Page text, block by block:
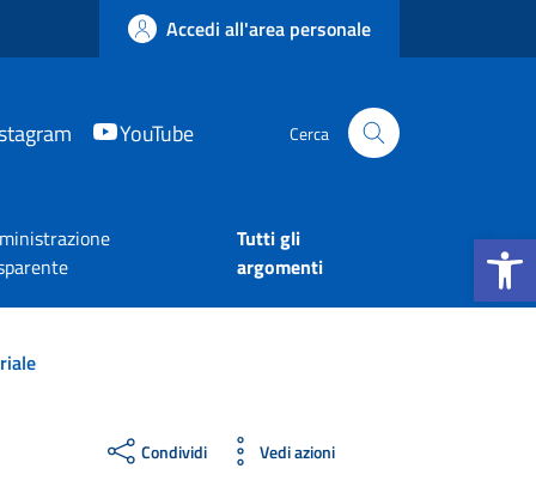
Apri la
Accedi all'area personale
YouTube Cerca
Tutti gli
argomenti
Condividi Vedi azioni